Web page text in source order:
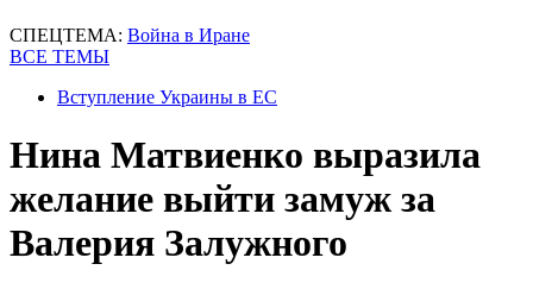
СПЕЦТЕМА: Война в Иране
ВСЕ ТЕМЫ
Вступление Украины в ЕС
Нина Матвиенко выразила
желание выйти замуж за
Валерия Залужного